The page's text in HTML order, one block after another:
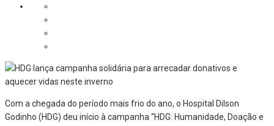
Com a chegada do período mais frio do ano, o Hospital Dilson
Godinho (HDG) deu início à campanha “HDG: Humanidade, Doação e